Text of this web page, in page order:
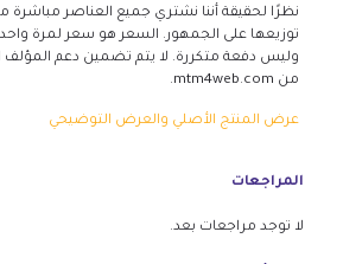
نظرًا لحقيقة أننا نشتري جميع العناصر مباشرة
توزيعها على الجمهور. السعر هو سعر لمرة
وليس دفعة متكررة. لا يتم تضمين دعم المؤلف
من mtm4web.com.
عرض المنتج الأصلي والعرض التوضيحي
المراجعات
لا توجد مراجعات بعد.